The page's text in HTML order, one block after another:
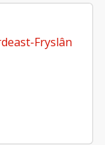
Fryslân